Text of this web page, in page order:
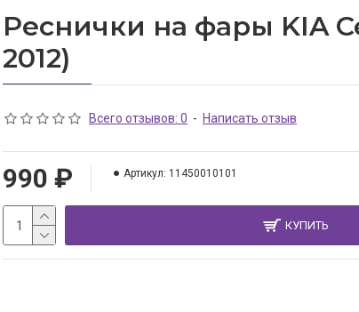
Реснички на фары KIA
2012)
Всего отзывов: 0 - Написать отзыв
990 ₽ Артикул: 11450010101
КУПИТЬ